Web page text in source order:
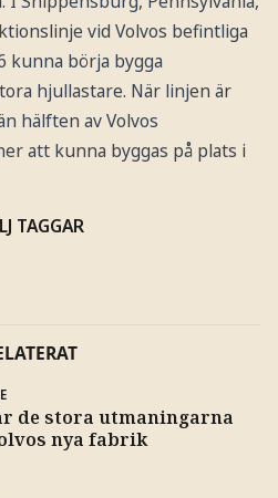
vid Volvos befintliga
kunna börja bygga
hjullastare. När linjen är
hälften av Volvos
att kunna byggas på plats i
TAGGAR
de stora utmaningarna
nya fabrik